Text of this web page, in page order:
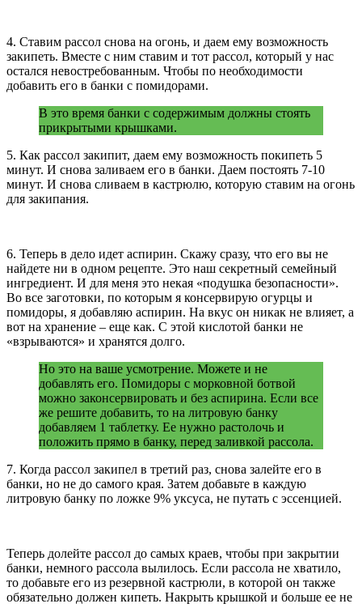
4. Ставим рассол снова на огонь, и даем ему возможность
закипеть. Вместе с ним ставим и тот рассол, который у нас
остался невостребованным. Чтобы по необходимости
добавить его в банки с помидорами.
В это время банки с содержимым должны стоять
прикрытыми крышками.
5. Как рассол закипит, даем ему возможность покипеть 5
минут. И снова заливаем его в банки. Даем постоять 7-10
минут. И снова сливаем в кастрюлю, которую ставим на огонь
для закипания.
6. Теперь в дело идет аспирин. Скажу сразу, что его вы не
найдете ни в одном рецепте. Это наш секретный семейный
ингредиент. И для меня это некая «подушка безопасности».
Во все заготовки, по которым я консервирую огурцы и
помидоры, я добавляю аспирин. На вкус он никак не влияет, а
вот на хранение – еще как. С этой кислотой банки не
«взрываются» и хранятся долго.
Но это на ваше усмотрение. Можете и не
добавлять его. Помидоры с морковной ботвой
можно законсервировать и без аспирина. Если все
же решите добавить, то на литровую банку
добавляем 1 таблетку. Ее нужно растолочь и
положить прямо в банку, перед заливкой рассола.
7. Когда рассол закипел в третий раз, снова залейте его в
банки, но не до самого края. Затем добавьте в каждую
литровую банку по ложке 9% уксуса, не путать с эссенцией.
Теперь долейте рассол до самых краев, чтобы при закрытии
банки, немного рассола вылилось. Если рассола не хватило,
то добавьте его из резервной кастрюли, в которой он также
обязательно должен кипеть. Накрыть крышкой и больше ее не